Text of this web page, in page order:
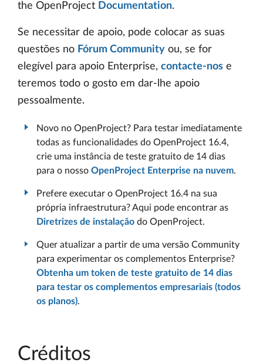
the OpenProject Documentation.
Se necessitar de apoio, pode colocar as suas
questões no Fórum Community ou, se for
elegível para apoio Enterprise, contacte-nos e
teremos todo o gosto em dar-lhe apoio
pessoalmente.
Novo no OpenProject? Para testar imediatamente
todas as funcionalidades do OpenProject 16.4,
crie uma instância de teste gratuito de 14 dias
para o nosso OpenProject Enterprise na nuvem.
Prefere executar o OpenProject 16.4 na sua
própria infraestrutura? Aqui pode encontrar as
Diretrizes de instalação do OpenProject.
Quer atualizar a partir de uma versão Community
para experimentar os complementos Enterprise?
Obtenha um token de teste gratuito de 14 dias
para testar os complementos empresariais (todos
os planos).
Créditos